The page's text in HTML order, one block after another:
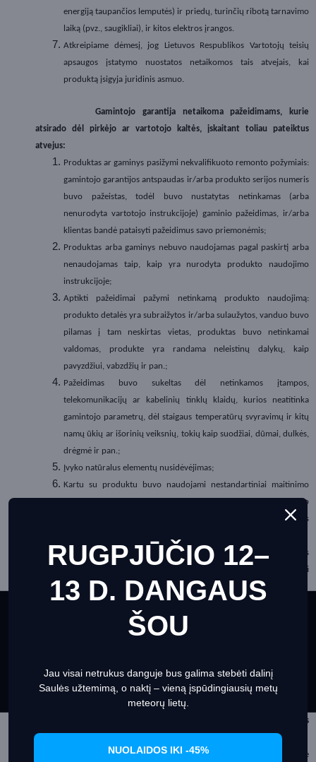
This website uses cookies to ensure you get the best
Set Prefrences Allow Cookies
energiją taupančios lemputės) ir priedų, turinčių ribotą tarnavimo
laiką (pvz., saugikliai), ir kitos elektros įrangos.
Atkreipiame dėmesį, jog Lietuvos Respublikos Vartotojų teisių
apsaugos įstatymo nuostatos netaikomos tais atvejais, kai
produktą įsigyja juridinis asmuo.
Gamintojo garantija netaikoma pažeidimams, kurie
atsirado dėl pirkėjo ar vartotojo kaltės, įskaitant toliau pateiktus
atvejus:
Produktas ar gaminys pasižymi nekvalifikuoto remonto požymiais:
gamintojo garantijos antspaudas ir/arba produkto serijos numeris
buvo pažeistas, todėl buvo nustatytas netinkamas (arba
nenurodyta vartotojo instrukcijoje) gaminio pažeidimas, ir/arba
klientas bandė pataisyti pažeidimus savo priemonėmis;
Produktas arba gaminys nebuvo naudojamas pagal paskirtį arba
nenaudojamas taip, kaip yra nurodyta produkto naudojimo
instrukcijoje;
Aptikti pažeidimai pažymi netinkamą produkto naudojimą:
produkto detalės yra subraižytos ir/arba sulaužytos, vanduo buvo
pilamas į tam neskirtas vietas, produktas buvo netinkamai
valdomas, produkte yra randama neleistinų dalykų, kaip
pavyzdžiui, vabzdžių ir pan.;
Pažeidimas buvo sukeltas dėl netinkamos įtampos,
telekomunikacijų ar kabelinių tinklų klaidų, kurios neatitinka
gamintojo parametrų, dėl staigaus temperatūrų svyravimų ir kitų
namų ūkių ar išorinių veiksnių, tokių kaip suodžiai, dūmai, dulkės,
drėgmė ir pan.;
Įvyko natūralus elementų nusidėvėjimas;
Kartu su produktu buvo naudojami nestandartiniai maitinimo
šaltiniai, priedai ar dalys, kurios nėra sertifikuotos gamintojo kaip
tinkamos naudoti su konkrečiu produktu, ir toks naudojimas
Produktas buvo naudojamas gamybiniams ar profesiniams
tikslams (tais atvejais, kai produktas nėra nurodyta, jog gali būti
naudojamas tokiais tikslais);
Pažeidimai atsirado dėl netinkamo pilno produkto
Produktui nebuvo atliekama reguliari techninė priežiūra (kai
Tais atvejais, kai gaminio kokybė neatitinka nurodytos
kokybės, arba produktas neveikia, pirkėjas, remiantis Lietuvos
Respublikos Vartotojų teisių apsaugos įstatymo nuostatomis, turi šias
teises:
Apsilankyti gamintojo arba platintojo garantijos pase nurodytame
RUGPJŪČIO 12–
13 D. DANGAUS
ŠOU
Jau visai netrukus danguje bus galima stebėti dalinį
Saulės užtemimą, o naktį – vieną įspūdingiausių metų
meteorų lietų.
NUOLAIDOS IKI -45%